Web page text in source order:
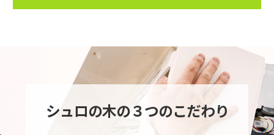
シュロの木の３つのこだわり